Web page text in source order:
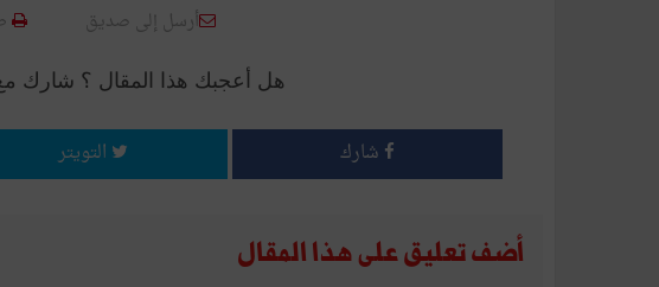
أرسل إلى صديق
هل أعجبك هذا المقال ؟ شارك
شارك التويتر
أضف تعليق على هذا المقال